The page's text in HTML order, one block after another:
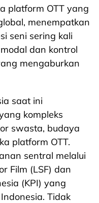
platform OTT yang
menempatkan
seni sering kali
dan kontrol
mengaburkan
saat ini
kompleks
swasta, budaya
platform OTT.
sentral melalui
Film (LSF) dan
(KPI) yang
Tidak